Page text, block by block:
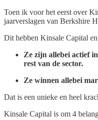
Toen ik voor het eerst over
jaarverslagen van Berkshire
Dit hebben Kinsale Capital
Ze zijn allebei actief
rest van de sector.
Ze winnen allebei
Dat is een unieke en heel
Kinsale Capital is om 4